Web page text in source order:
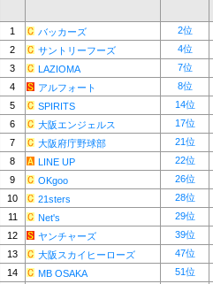
1 バッカーズ 2位
2
サントリーフーズ 4位
3
LAZIOMA 7位
4
アルフォート 8位
5
SPIRITS 14位
6
大阪エンジェルス 17位
7
大阪府庁野球部 21位
8
LINE UP 22位
9
OKgoo 26位
10
21sters 28位
11
Net's 29位
12
ヤンチャーズ 39位
13
大阪スカイヒーローズ 47位
14
MB OSAKA 51位